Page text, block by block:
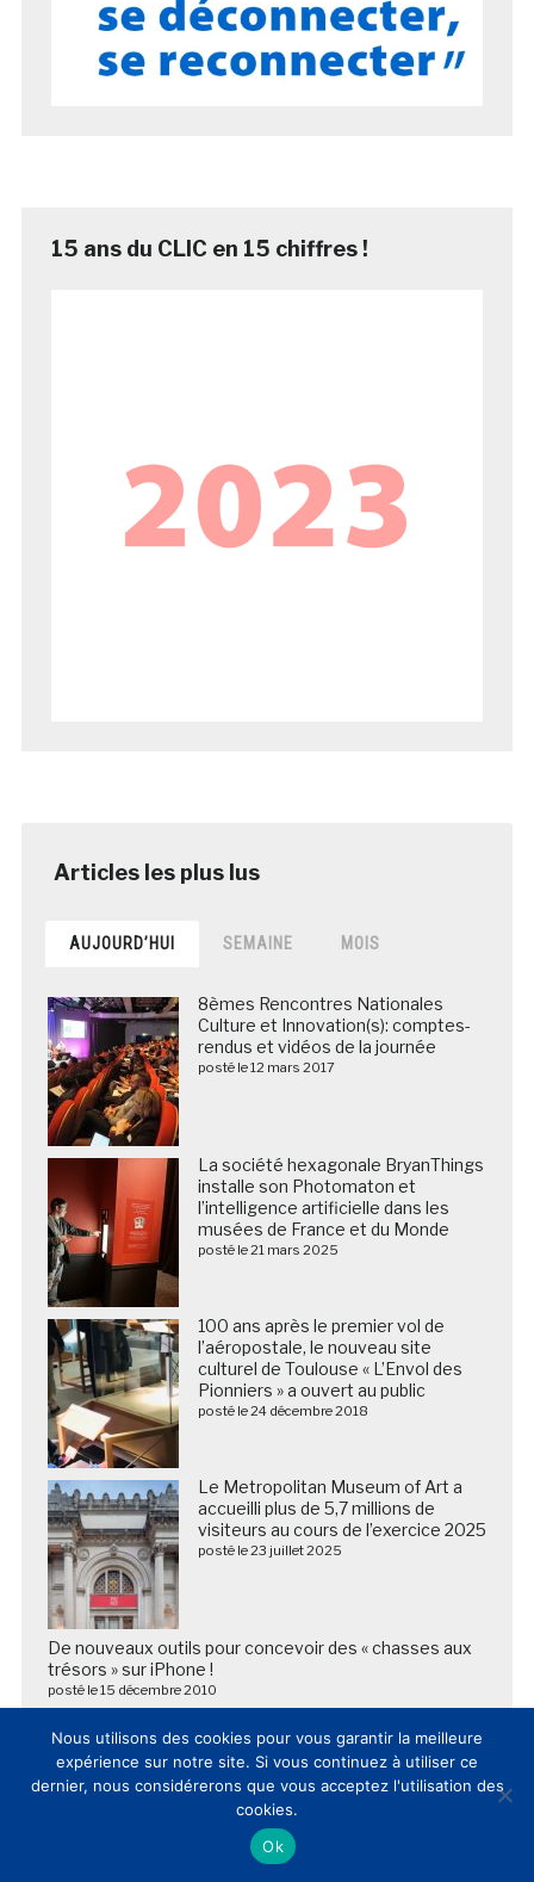
15 ans du CLIC en 15 chiffres !
AUJOURD’HUI SEMAINE MOIS
8èmes Rencontres Nationales
Culture et Innovation(s): comptes-
rendus et vidéos de la journée
posté le 12 mars 2017
La société hexagonale BryanThings
installe son Photomaton et
l’intelligence artificielle dans les
musées de France et du Monde
posté le 21 mars 2025
100 ans après le premier vol de
l’aéropostale, le nouveau site
culturel de Toulouse « L’Envol des
Pionniers » a ouvert au public
posté le 24 décembre 2018
Le Metropolitan Museum of Art a
accueilli plus de 5,7 millions de
visiteurs au cours de l’exercice 2025
posté le 23 juillet 2025
De nouveaux outils pour concevoir des « chasses aux
trésors » sur iPhone !
posté le 15 décembre 2010
Nous utilisons des cookies pour vous garantir la meilleure
expérience sur notre site. Si vous continuez à utiliser ce
dernier, nous considérerons que vous acceptez l'utilisation des
cookies.
Ok